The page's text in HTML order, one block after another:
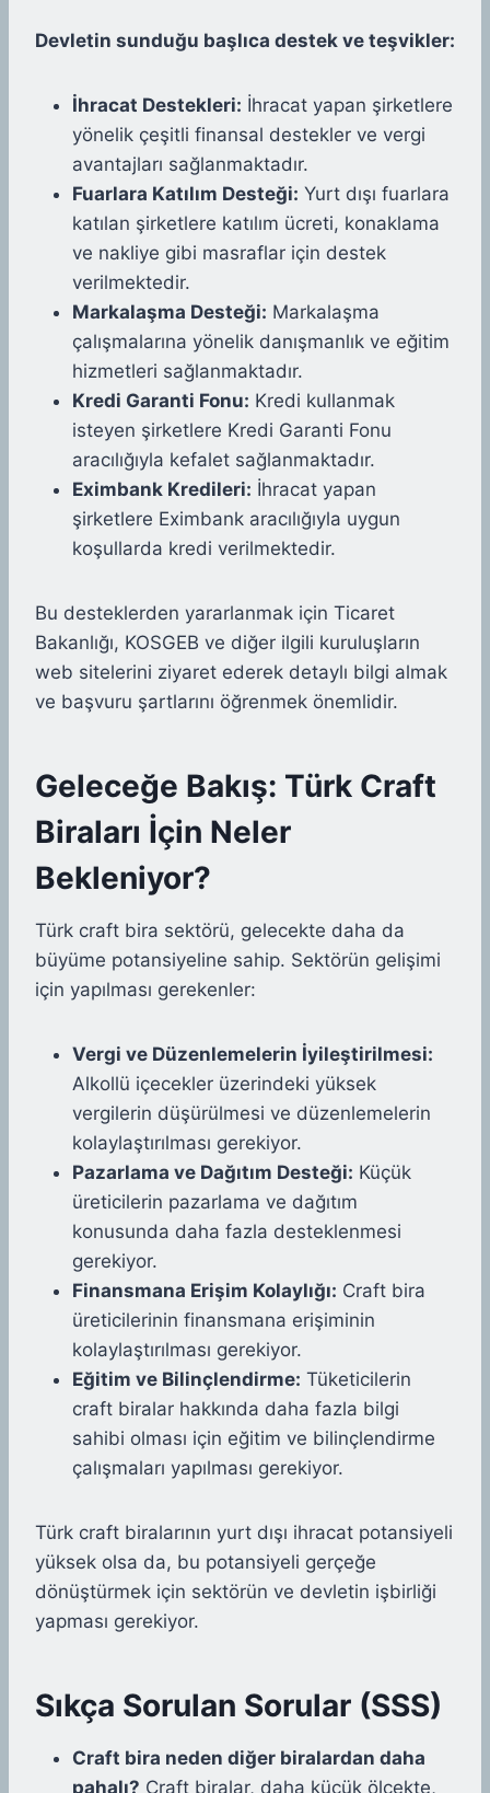
Devletin sunduğu başlıca destek ve teşvikler:
İhracat Destekleri: İhracat yapan şirketlere
yönelik çeşitli finansal destekler ve vergi
avantajları sağlanmaktadır.
Fuarlara Katılım Desteği: Yurt dışı fuarlara
katılan şirketlere katılım ücreti, konaklama
ve nakliye gibi masraflar için destek
verilmektedir.
Markalaşma Desteği: Markalaşma
çalışmalarına yönelik danışmanlık ve eğitim
hizmetleri sağlanmaktadır.
Kredi Garanti Fonu: Kredi kullanmak
isteyen şirketlere Kredi Garanti Fonu
aracılığıyla kefalet sağlanmaktadır.
Eximbank Kredileri: İhracat yapan
şirketlere Eximbank aracılığıyla uygun
koşullarda kredi verilmektedir.
Bu desteklerden yararlanmak için Ticaret
Bakanlığı, KOSGEB ve diğer ilgili kuruluşların
web sitelerini ziyaret ederek detaylı bilgi almak
ve başvuru şartlarını öğrenmek önemlidir.
Geleceğe Bakış: Türk Craft
Biraları İçin Neler
Bekleniyor?
Türk craft bira sektörü, gelecekte daha da
büyüme potansiyeline sahip. Sektörün gelişimi
için yapılması gerekenler:
Vergi ve Düzenlemelerin İyileştirilmesi:
Alkollü içecekler üzerindeki yüksek
vergilerin düşürülmesi ve düzenlemelerin
kolaylaştırılması gerekiyor.
Pazarlama ve Dağıtım Desteği: Küçük
üreticilerin pazarlama ve dağıtım
konusunda daha fazla desteklenmesi
gerekiyor.
Finansmana Erişim Kolaylığı: Craft bira
üreticilerinin finansmana erişiminin
kolaylaştırılması gerekiyor.
Eğitim ve Bilinçlendirme: Tüketicilerin
craft biralar hakkında daha fazla bilgi
sahibi olması için eğitim ve bilinçlendirme
çalışmaları yapılması gerekiyor.
Türk craft biralarının yurt dışı ihracat potansiyeli
yüksek olsa da, bu potansiyeli gerçeğe
dönüştürmek için sektörün ve devletin işbirliği
yapması gerekiyor.
Sıkça Sorulan Sorular (SSS)
Craft bira neden diğer biralardan daha
pahalı? Craft biralar, daha küçük ölçekte,